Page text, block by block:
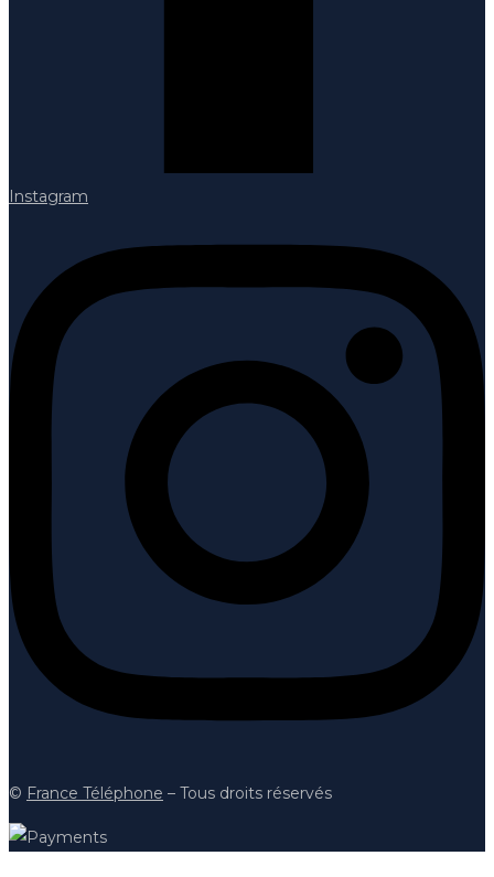
Instagram
© France Téléphone – Tous droits réservés